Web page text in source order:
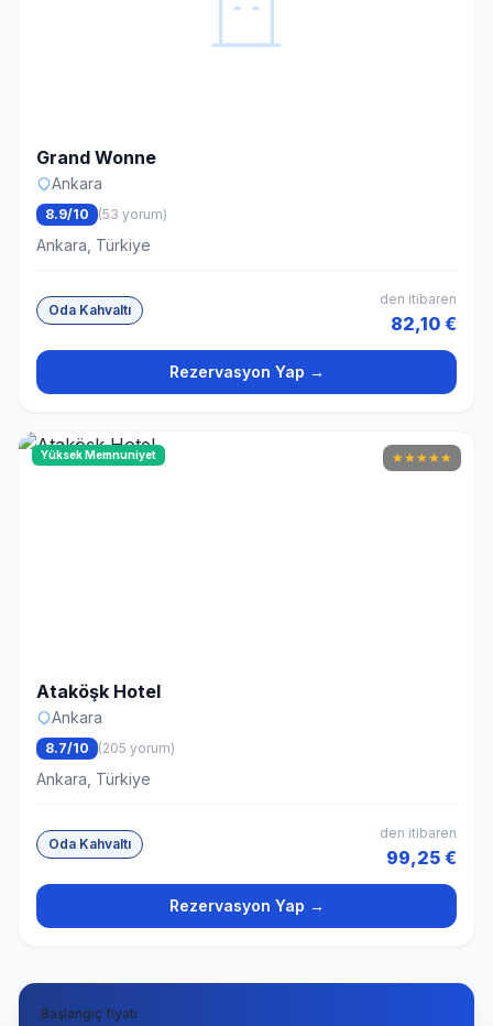
Grand Wonne
Ankara
8.9/10 (53 yorum)
Ankara, Türkiye
Oda Kahvaltı
den itibaren
82,10 €
Rezervasyon Yap →
Yüksek Memnuniyet ★★★★★
Ataköşk Hotel
Ankara
8.7/10 (205 yorum)
Ankara, Türkiye
Oda Kahvaltı
den itibaren
99,25 €
Rezervasyon Yap →
Başlangıç fiyatı